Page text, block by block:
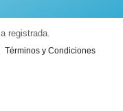
registrada.
Términos y Condiciones